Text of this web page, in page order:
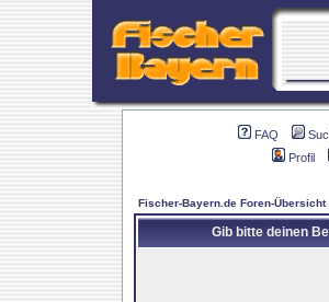
FAQ
Profil
Fischer-Bayern.de Foren-Übersicht
Gib bitte deinen